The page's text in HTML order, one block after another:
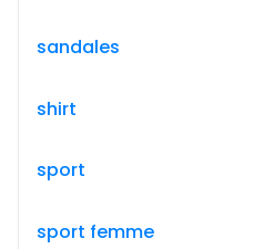
sandales
shirt
sport
sport femme